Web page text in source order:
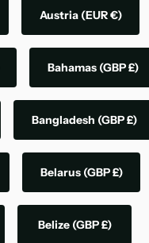
Austria (EUR €)
Bahamas (GBP £)
Bangladesh (GBP £)
Belarus (GBP £)
Belize (GBP £)